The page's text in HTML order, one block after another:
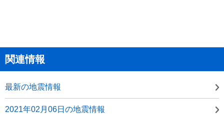
関連情報
最新の地震情報
2021年02月06日の地震情報